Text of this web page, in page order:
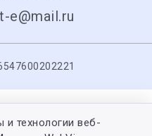
e@mail.ru
технологии веб-